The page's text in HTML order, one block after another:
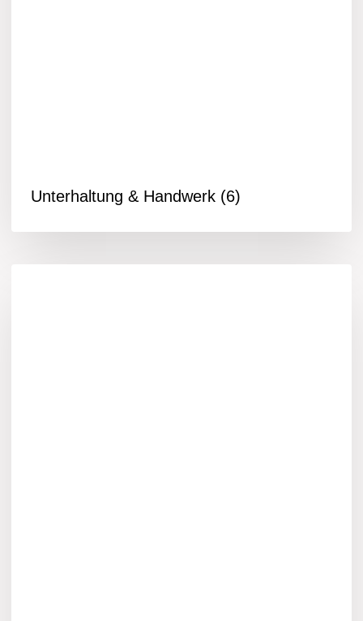
Unterhaltung & Handwerk (6)